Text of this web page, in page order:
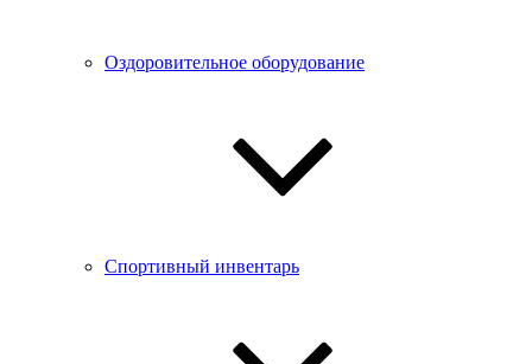
Оздоровительное оборудование
Спортивный инвентарь